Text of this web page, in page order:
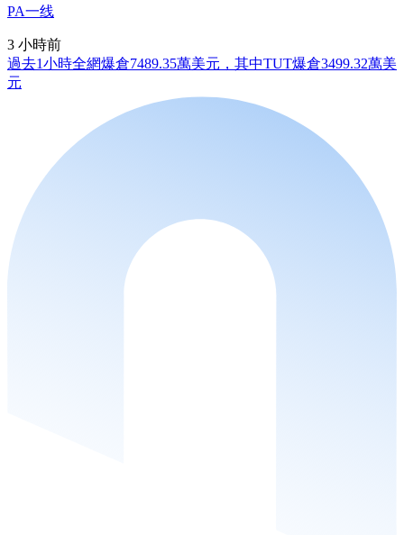
PA一线
3 小時前
過去1小時全網爆倉7489.35萬美元，其中TUT爆倉3499.32萬美
元